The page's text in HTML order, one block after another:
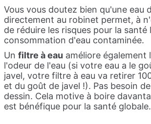
Vous vous doutez bien qu'une eau
directement au robinet permet, à
de réduire les risques pour la santé
consommation d'eau contaminée.
Un filtre à eau améliore également
l'odeur de l'eau (si votre eau a le
javel, votre filtre à eau va retirer
et du goût de javel !). Pas besoin
dessin. Cela motive à boire
est bénéfique pour la santé globale.